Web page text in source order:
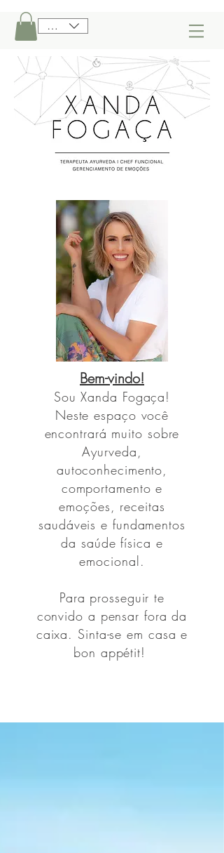
BRL (R$)
Bem-vindo!
Sou Xanda Fogaça!
Neste espaço você
encontrará muito sobre
Ayurveda,
autoconhecimento,
comportamento e
emoções, receitas
saudáveis e fundamentos
da saúde física e
emocional.
Para prosseguir te
convido a pensar fora da
caixa. Sinta-se em casa e
bon appétit!